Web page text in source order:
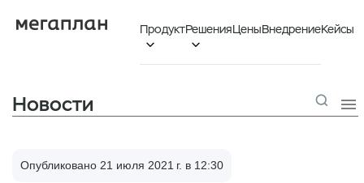
Продукт

Решения

ЦеныВнедрениеКейсы
Новости 
Опубликовано 21 июля 2021 г. в 12:30